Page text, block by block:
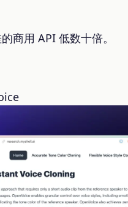
商用 API 低数十倍。